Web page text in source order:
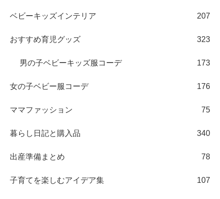
ベビーキッズインテリア 207
おすすめ育児グッズ 323
男の子ベビーキッズ服コーデ 173
女の子ベビー服コーデ 176
ママファッション 75
暮らし日記と購入品 340
出産準備まとめ 78
子育てを楽しむアイデア集 107